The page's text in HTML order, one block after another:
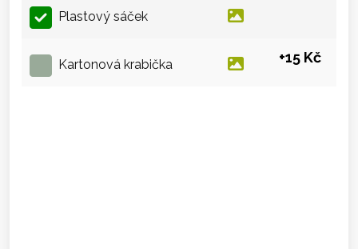
Plastový sáček
Kartonová krabička +15 Kč